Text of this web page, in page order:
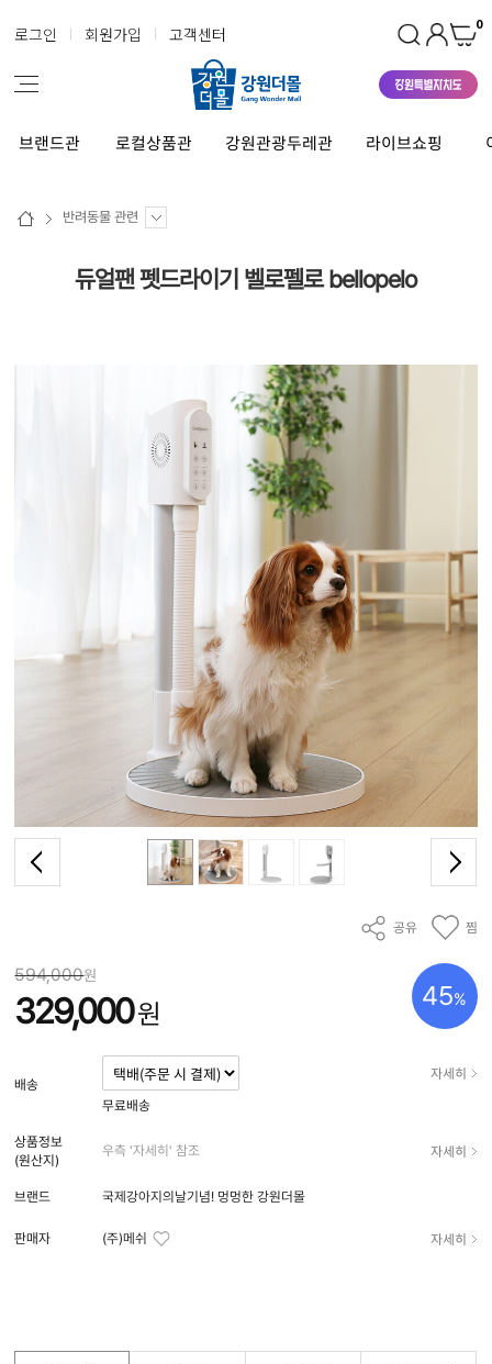
로그인 회원가입 고객센터 0
브랜드관 로컬상품관 강원관광두레관 라이브쇼핑
반려동물 관련
듀얼팬 펫드라이기 벨로펠로 bellopelo
공유 찜
45%
594,000원
329,000원
배송
자세히
무료배송
상품정보
(원산지)
우측 '자세히' 참조 자세히
브랜드 국제강아지의날기념! 멍멍한 강원더몰
판매자 (주)메쉬 자세히